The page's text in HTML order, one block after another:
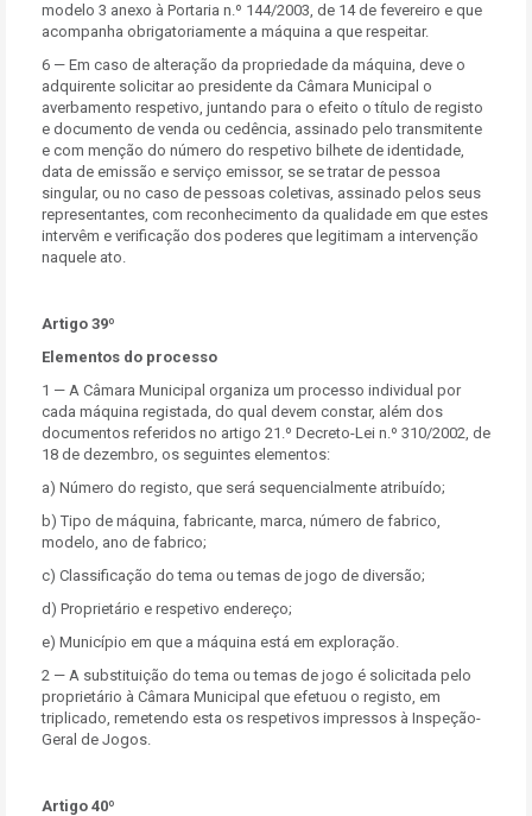
modelo 3 anexo à Portaria n.º 144/2003, de 14 de fevereiro e que
acompanha obrigatoriamente a máquina a que respeitar.
6 — Em caso de alteração da propriedade da máquina, deve o
adquirente solicitar ao presidente da Câmara Municipal o
averbamento respetivo, juntando para o efeito o título de registo
e documento de venda ou cedência, assinado pelo transmitente
e com menção do número do respetivo bilhete de identidade,
data de emissão e serviço emissor, se se tratar de pessoa
singular, ou no caso de pessoas coletivas, assinado pelos seus
representantes, com reconhecimento da qualidade em que estes
intervêm e verificação dos poderes que legitimam a intervenção
naquele ato.
Artigo 39º
Elementos do processo
1 — A Câmara Municipal organiza um processo individual por
cada máquina registada, do qual devem constar, além dos
documentos referidos no artigo 21.º Decreto-Lei n.º 310/2002, de
18 de dezembro, os seguintes elementos:
a) Número do registo, que será sequencialmente atribuído;
b) Tipo de máquina, fabricante, marca, número de fabrico,
modelo, ano de fabrico;
c) Classificação do tema ou temas de jogo de diversão;
d) Proprietário e respetivo endereço;
e) Município em que a máquina está em exploração.
2 — A substituição do tema ou temas de jogo é solicitada pelo
proprietário à Câmara Municipal que efetuou o registo, em
triplicado, remetendo esta os respetivos impressos à Inspeção-
Geral de Jogos.
Artigo 40º